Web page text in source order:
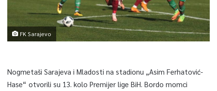
FK Sarajevo
Nogmetaši Sarajeva i Mladosti na stadionu „Asim Ferhatović-
Hase“ otvorili su 13. kolo Premijer lige BiH. Bordo momci